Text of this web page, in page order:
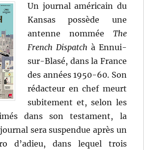
Un journal américain du
Kansas possède une
antenne nommée The
French Dispatch à Ennui-
sur-Blasé, dans la France
des années 1950-60. Son
rédacteur en chef meurt
subitement et, selon les
dans son testament, la
sera suspendue après un
d’adieu, dans lequel trois